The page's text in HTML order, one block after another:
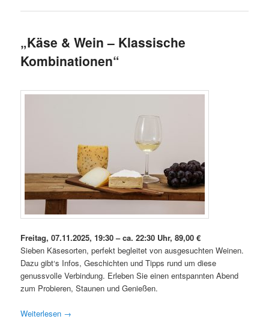
„Käse & Wein – Klassische
Kombinationen“
Freitag, 07.11.2025, 19:30 – ca. 22:30 Uhr, 89,00 €
Sieben Käsesorten, perfekt begleitet von ausgesuchten Weinen.
Dazu gibt‘s Infos, Geschichten und Tipps rund um diese
genussvolle Verbindung. Erleben Sie einen entspannten Abend
zum Probieren, Staunen und Genießen.
Weiterlesen →